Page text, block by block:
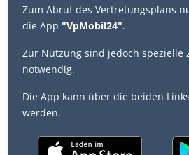
Zum Abruf des Vertretungsplans
die App "VpMobil24".
Zur Nutzung sind jedoch spezielle
notwendig.
Die App kann über die beiden
werden.